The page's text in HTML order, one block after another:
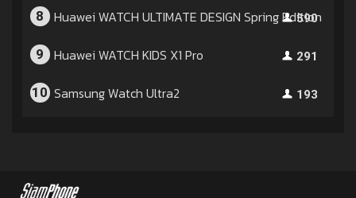
8 Huawei WATCH ULTIMATE DESIGN Spring Edition
590
9 Huawei WATCH KIDS X1 Pro 291
10 Samsung Watch Ultra2 193